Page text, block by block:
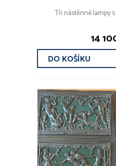
Tři nástěnné lampy
14
DO KOŠÍKU